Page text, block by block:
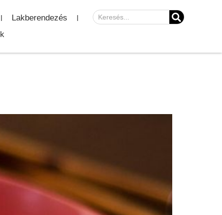
Lakberendezés